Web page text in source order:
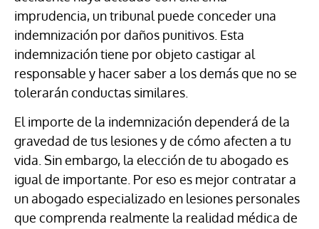
imprudencia, un tribunal puede conceder una
indemnización por daños punitivos. Esta
indemnización tiene por objeto castigar al
responsable y hacer saber a los demás que no se
tolerarán conductas similares.
El importe de la indemnización dependerá de la
gravedad de tus lesiones y de cómo afecten a tu
vida. Sin embargo, la elección de tu abogado es
igual de importante. Por eso es mejor contratar a
un abogado especializado en lesiones personales
que comprenda realmente la realidad médica de